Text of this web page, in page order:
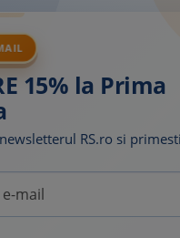
15% la Prima
RS.ro si